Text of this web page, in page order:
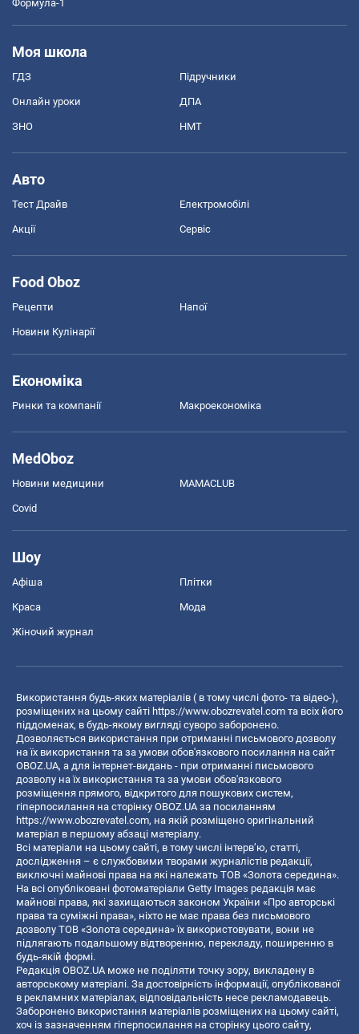
Формула-1
Моя школа
ГДЗ Підручники
Онлайн уроки ДПА
ЗНО НМТ
Авто
Тест Драйв Електромобілі
Акції Сервіс
Food Oboz
Рецепти Напої
Новини Кулінарії
Економіка
Ринки та компанії Макроекономіка
MedOboz
Новини медицини MAMACLUB
Covid
Шоу
Афіша Плітки
Краса Мода
Жіночий журнал
Використання будь-яких матеріалів ( в тому числі фото- та відео-),
розміщених на цьому сайті https://www.obozrevatel.com та всіх його
піддоменах, в будь-якому вигляді суворо заборонено.
Дозволяється використання при отриманні письмового дозволу
на їх використання та за умови обов'язкового посилання на сайт
OBOZ.UA, а для інтернет-видань - при отриманні письмового
дозволу на їх використання та за умови обов'язкового
розміщення прямого, відкритого для пошукових систем,
гіперпосилання на сторінку OBOZ.UA за посиланням
https://www.obozrevatel.com, на якій розміщено оригінальний
матеріал в першому абзаці матеріалу.
Всі матеріали на цьому сайті, в тому числі інтерв’ю, статті,
дослідження – є службовими творами журналістів редакції,
виключні майнові права на які належать ТОВ «Золота середина».
На всі опубліковані фотоматеріали Getty Images редакція має
майнові права, які захищаються законом України «Про авторські
права та суміжні права», ніхто не має права без письмового
дозволу ТОВ «Золота середина» їх використовувати, вони не
підлягають подальшому відтворенню, перекладу, поширенню в
будь-якій формі.
Редакція OBOZ.UA може не поділяти точку зору, викладену в
авторському матеріалі. За достовірність інформації, опублікованої
в рекламних матеріалах, відповідальність несе рекламодавець.
Заборонено використання матеріалів розміщених на цьому сайті,
хоч із зазначенням гіперпосилання на сторінку цього сайту,